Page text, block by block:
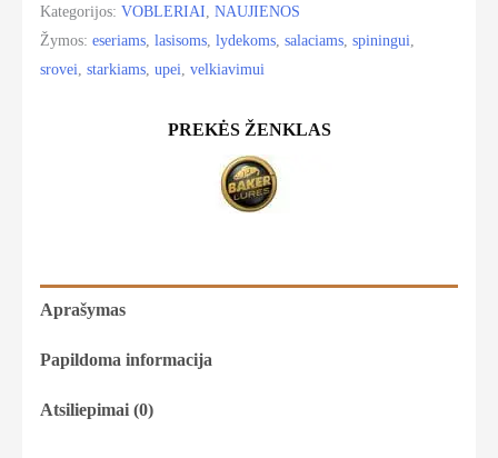
lašišoms,
ešeriams
Kategorijos: VOBLERIAI NAUJIENOS
Žymos: eseriams lasisoms lydekoms salaciams spiningui
srovei starkiams upei velkiavimui
Aprašymas
Papildoma informacija
Atsiliepimai (0)